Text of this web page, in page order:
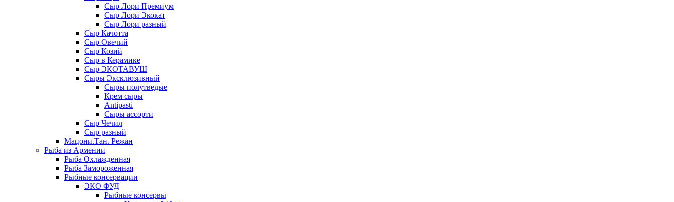
Сыр Лори Премиум
Сыр Лори Экокат
Сыр Лори разный
Сыр Качотта
Сыр Овечий
Сыр Козий
Сыр в Керамике
Сыр ЭКОТАВУШ
Сыры Эксклюзивный
Сыры полутведые
Крем сыры
Antipasti
Сыры ассорти
Сыр Чечил
Сыр разный
Мацони.Тан. Режан
Рыба из Армении
Рыба Охлажденная
Рыба Замороженная
Рыбные консервации
ЭКО ФУД
Рыбные консервы